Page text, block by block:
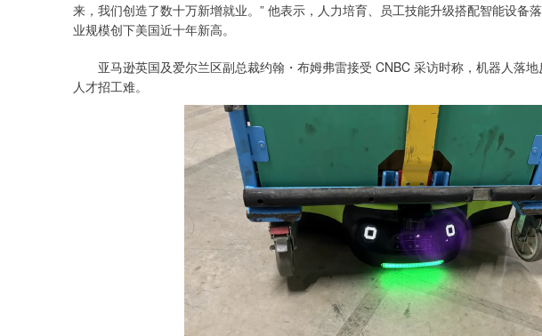
来，我们创造了数十万新增就业。” 他表示，人力培育、员工技能升级搭配智能设备
业规模创下美国近十年新高。
亚马逊英国及爱尔兰区副总裁约翰・布姆弗雷接受 CNBC 采访时称，机器人落地
人才招工难。